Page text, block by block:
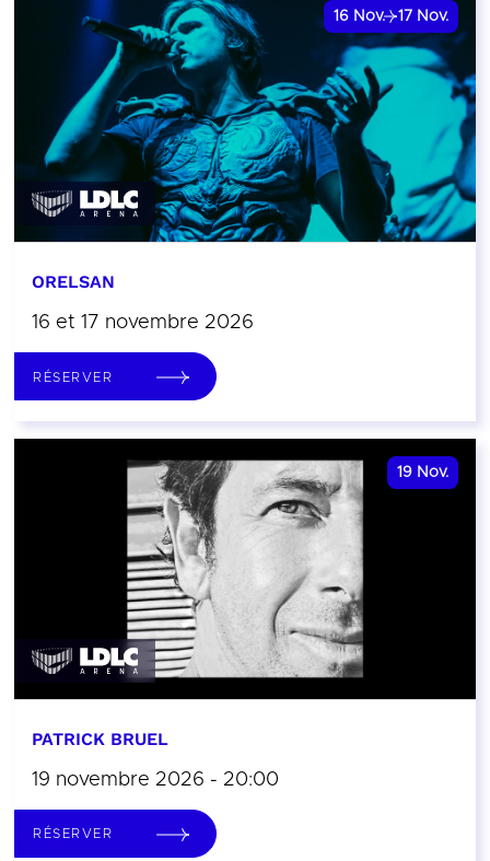
16 Nov. 17 Nov.
ORELSAN
16 et 17 novembre 2026
RÉSERVER
19 Nov.
PATRICK BRUEL
19 novembre 2026 - 20:00
RÉSERVER